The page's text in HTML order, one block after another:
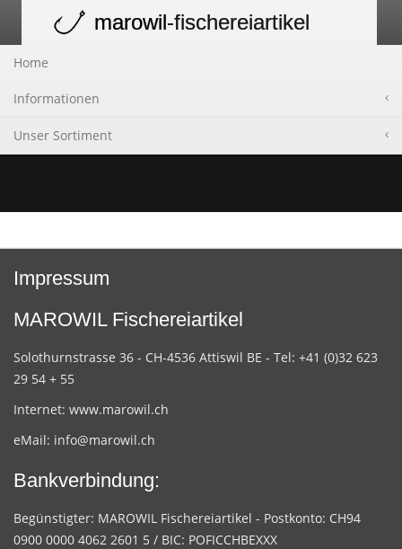
navigation
marowil-fischereiartikel
Home
Informationen
Unser Sortiment
Impressum
MAROWIL Fischereiartikel
Solothurnstrasse 36 - CH-4536 Attiswil BE - Tel: +41 (0)32 623
29 54 + 55
Internet: www.marowil.ch
eMail: info@marowil.ch
Bankverbindung:
Begünstigter: MAROWIL Fischereiartikel - Postkonto: CH94
0900 0000 4062 2601 5 / BIC: POFICCHBEXXX